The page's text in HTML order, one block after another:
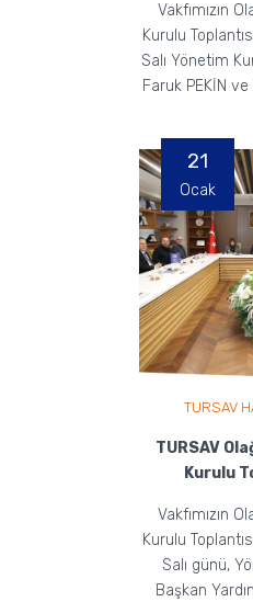
Vakfımızın
Kurulu
Salı Yönetim
Faruk PEKİN
TURSAV
TURSAV
Kurulu
Vakfımızın
Kurulu
Salı günü,
Başkan
21
Ocak